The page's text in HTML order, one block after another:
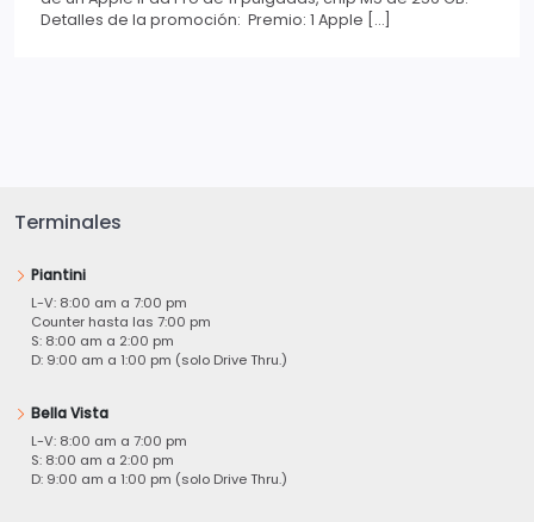
Detalles de la promoción: Premio: 1 Apple […]
Terminales
Piantini
L-V: 8:00 am a 7:00 pm
Counter hasta las 7:00 pm
S: 8:00 am a 2:00 pm
D: 9:00 am a 1:00 pm (solo Drive Thru.)
Bella Vista
L-V: 8:00 am a 7:00 pm
S: 8:00 am a 2:00 pm
D: 9:00 am a 1:00 pm (solo Drive Thru.)